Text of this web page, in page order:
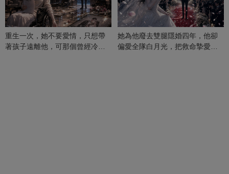
重生一次，她不要愛情，只想帶
著孩子遠離他，可那個曾經冷漠
她為他廢去雙腿隱婚四年，他卻
偏愛全隊白月光，把救命摯愛當